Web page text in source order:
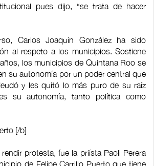
pues dijo, “se trata de hacer
Carlos Joaquín González ha sido
al respeto a los municipios. Sostiene
los municipios de Quintana Roo se
su autonomía por un poder central que
y les quitó lo más puro de su raíz
su autonomía, tanto política como
[/b]
protesta, fue la priísta Paoli Perera
de Felipe Carrillo Puerto que tiene